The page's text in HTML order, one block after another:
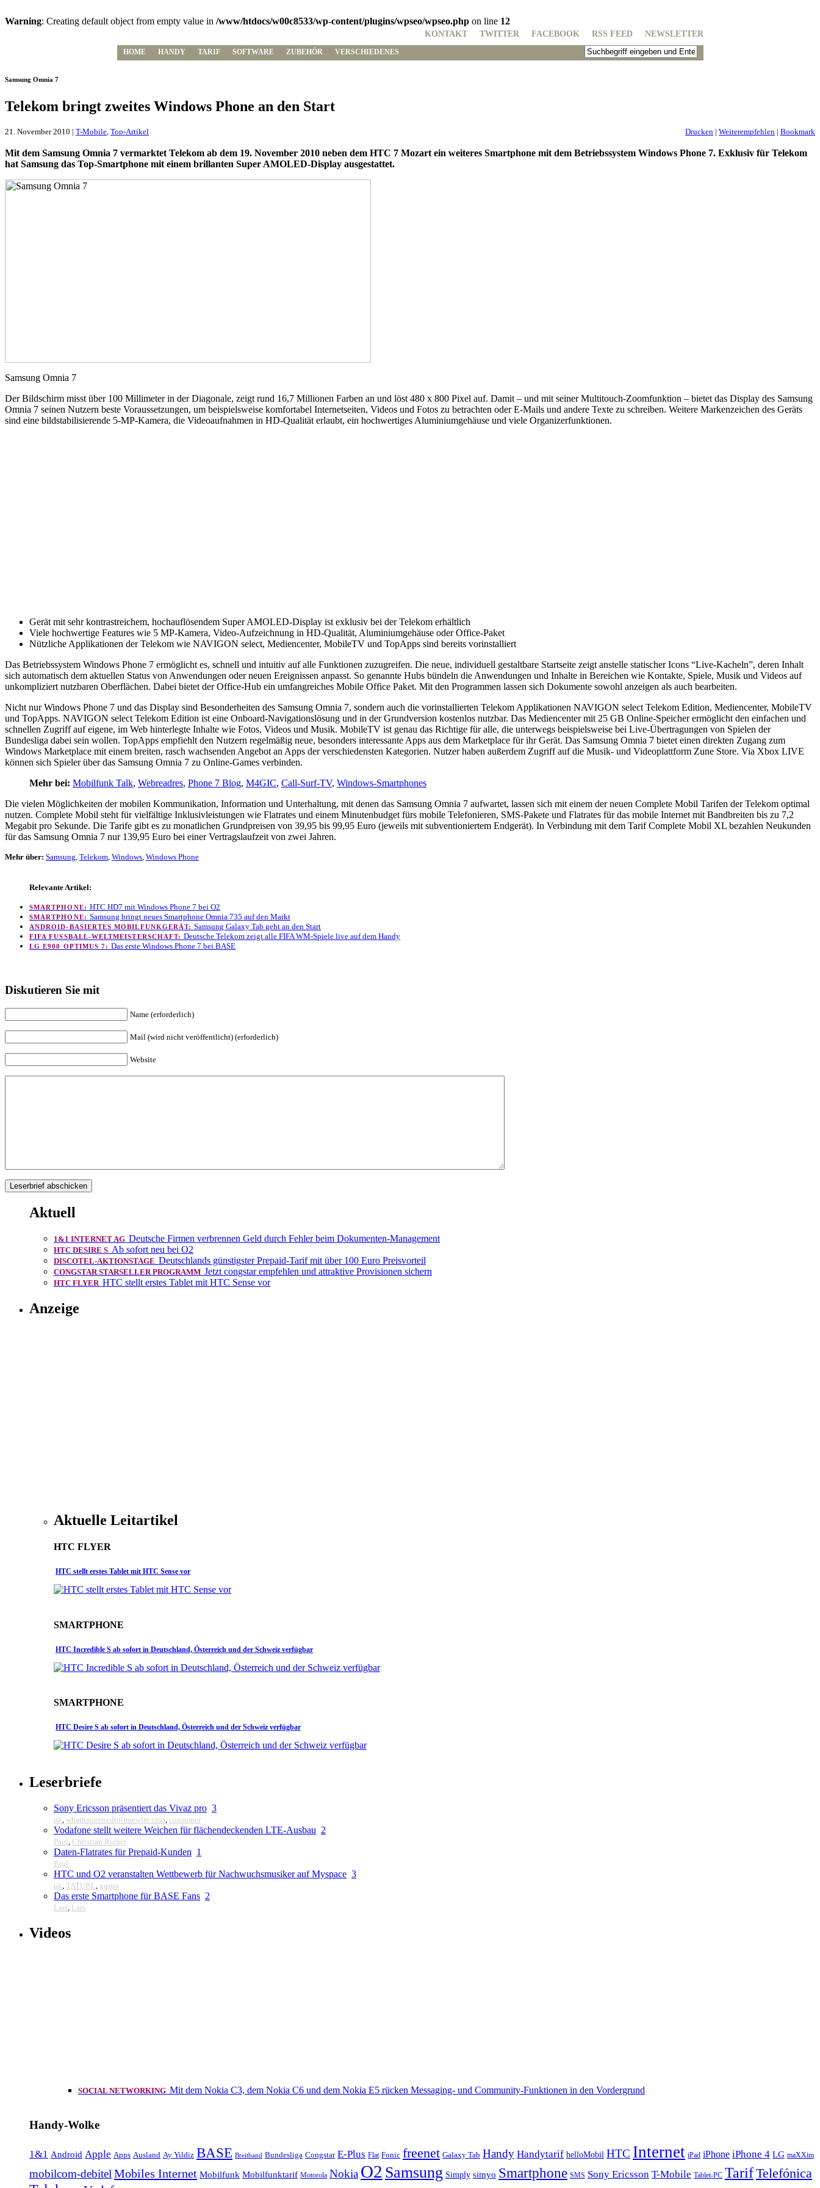
Warning: Creating default object from empty value in /www/htdocs/w00c8533/wp-content/plugins/wpseo/wpseo.php on line 12
KONTAKT TWITTER FACEBOOK RSS FEED NEWSLETTER
HOME HANDY TARIF SOFTWARE ZUBEHÖR VERSCHIEDENES
Samsung Omnia 7
Telekom bringt zweites Windows Phone an den Start
21. November 2010 | T-Mobile Top-Artikel Drucken | Weiterempfehlen | Bookmark
Mit dem Samsung Omnia 7 vermarktet Telekom ab dem 19. November 2010 neben dem HTC 7 Mozart ein weiteres Smartphone mit dem Betriebssystem Windows Phone 7. Exklusiv für Telekom
hat Samsung das Top-Smartphone mit einem brillanten Super AMOLED-Display ausgestattet.
Samsung Omnia 7
Der Bildschirm misst über 100 Millimeter in der Diagonale, zeigt rund 16,7 Millionen Farben an und löst 480 x 800 Pixel auf. Damit – und mit seiner Multitouch-Zoomfunktion – bietet das Display des Samsung
Omnia 7 seinen Nutzern beste Voraussetzungen, um beispielsweise komfortabel Internetseiten, Videos und Fotos zu betrachten oder E-Mails und andere Texte zu schreiben. Weitere Markenzeichen des Geräts
sind eine bildstabilisierende 5-MP-Kamera, die Videoaufnahmen in HD-Qualität erlaubt, ein hochwertiges Aluminiumgehäuse und viele Organizerfunktionen.
Gerät mit sehr kontrastreichem, hochauflösendem Super AMOLED-Display ist exklusiv bei der Telekom erhältlich
Viele hochwertige Features wie 5 MP-Kamera, Video-Aufzeichnung in HD-Qualität, Aluminiumgehäuse oder Office-Paket
Nützliche Applikationen der Telekom wie NAVIGON select, Mediencenter, MobileTV und TopApps sind bereits vorinstalliert
Das Betriebssystem Windows Phone 7 ermöglicht es, schnell und intuitiv auf alle Funktionen zuzugreifen. Die neue, individuell gestaltbare Startseite zeigt anstelle statischer Icons “Live-Kacheln”, deren Inhalt
sich automatisch dem aktuellen Status von Anwendungen oder neuen Ereignissen anpasst. So genannte Hubs bündeln die Anwendungen und Inhalte in Bereichen wie Kontakte, Spiele, Musik und Videos auf
unkompliziert nutzbaren Oberflächen. Dabei bietet der Office-Hub ein umfangreiches Mobile Office Paket. Mit den Programmen lassen sich Dokumente sowohl anzeigen als auch bearbeiten.
Nicht nur Windows Phone 7 und das Display sind Besonderheiten des Samsung Omnia 7, sondern auch die vorinstallierten Telekom Applikationen NAVIGON select Telekom Edition, Mediencenter, MobileTV
und TopApps. NAVIGON select Telekom Edition ist eine Onboard-Navigationslösung und in der Grundversion kostenlos nutzbar. Das Mediencenter mit 25 GB Online-Speicher ermöglicht den einfachen und
schnellen Zugriff auf eigene, im Web hinterlegte Inhalte wie Fotos, Videos und Musik. MobileTV ist genau das Richtige für alle, die unterwegs beispielsweise bei Live-Übertragungen von Spielen der
Bundesliga dabei sein wollen. TopApps empfiehlt den Nutzern regelmäßig neue, besonders interessante Apps aus dem Marketplace für ihr Gerät. Das Samsung Omnia 7 bietet einen direkten Zugang zum
Windows Marketplace mit einem breiten, rasch wachsenden Angebot an Apps der verschiedensten Kategorien. Nutzer haben außerdem Zugriff auf die Musik- und Videoplattform Zune Store. Via Xbox LIVE
können sich Spieler über das Samsung Omnia 7 zu Online-Games verbinden.
Mehr bei: Mobilfunk Talk, Webreadres, Phone 7 Blog, M4GIC, Call-Surf-TV, Windows-Smartphones
Die vielen Möglichkeiten der mobilen Kommunikation, Information und Unterhaltung, mit denen das Samsung Omnia 7 aufwartet, lassen sich mit einem der neuen Complete Mobil Tarifen der Telekom optimal
nutzen. Complete Mobil steht für vielfältige Inklusivleistungen wie Flatrates und einem Minutenbudget fürs mobile Telefonieren, SMS-Pakete und Flatrates für das mobile Internet mit Bandbreiten bis zu 7,2
Megabit pro Sekunde. Die Tarife gibt es zu monatlichen Grundpreisen von 39,95 bis 99,95 Euro (jeweils mit subventioniertem Endgerät). In Verbindung mit dem Tarif Complete Mobil XL bezahlen Neukunden
für das Samsung Omnia 7 nur 139,95 Euro bei einer Vertragslaufzeit von zwei Jahren.
Mehr über: Samsung Telekom Windows Windows Phone
Relevante Artikel:
SMARTPHONE: HTC HD7 mit Windows Phone 7 bei O2
SMARTPHONE: Samsung bringt neues Smartphone Omnia 735 auf den Markt
ANDROID-BASIERTES MOBILFUNKGERÄT:Samsung Galaxy Tab geht an den Start
FIFA FUSSBALL-WELTMEISTERSCHAFT: Deutsche Telekom zeigt alle FIFA WM-Spiele live auf dem Handy
LG E900 OPTIMUS 7: Das erste Windows Phone 7 bei BASE
Diskutieren Sie mit
Name (erforderlich)
Mail (wird nicht veröffentlicht) (erforderlich)
Website
Aktuell
1&1 INTERNET AG Deutsche Firmen verbrennen Geld durch Fehler beim Dokumenten-Management
HTC DESIRE S Ab sofort neu bei O2
DISCOTEL-AKTIONSTAGE Deutschlands günstigster Prepaid-Tarif mit über 100 Euro Preisvorteil
CONGSTAR STARSELLER PROGRAMM Jetzt congstar empfehlen und attraktive Provisionen sichern
HTC FLYER HTC stellt erstes Tablet mit HTC Sense vor
Anzeige
Aktuelle Leitartikel
HTC FLYER
HTC stellt erstes Tablet mit HTC Sense vor
SMARTPHONE
HTC Incredible S ab sofort in Deutschland, Österreich und der Schweiz verfügbar
SMARTPHONE
HTC Desire S ab sofort in Deutschland, Österreich und der Schweiz verfügbar
Leserbriefe
Sony Ericsson präsentiert das Vivaz pro 3
uk, whathappenedtolimewire.com, consumer
Vodafone stellt weitere Weichen für flächendeckenden LTE-Ausbau 2
Paul, Christian Rieber
Daten-Flatrates für Prepaid-Kunden 1
Paul
HTC und O2 veranstalten Wettbewerb für Nachwuchsmusiker auf Myspace 3
uk, TATURL, gasira
Das erste Smartphone für BASE Fans 2
Lars, Lars
Videos
SOCIAL NETWORKING Mit dem Nokia C3, dem Nokia C6 und dem Nokia E5 rücken Messaging- und Community-Funktionen in den Vordergrund
Handy-Wolke
1&1 Android Apple Apps Ausland Ay Yildiz BASE Breitband Bundesliga Congstar E-Plus Flat Fonic freenet Galaxy Tab Handy Handytarif helloMobil HTC Internet iPad iPhone iPhone 4 LG maXXim
mobilcom-debitelMobiles Internet Mobilfunk Mobilfunktarif Motorola Nokia O2 Samsung Simply simyo Smartphone SMS Sony Ericsson T-Mobile Tablet-PC TarifTelefónica